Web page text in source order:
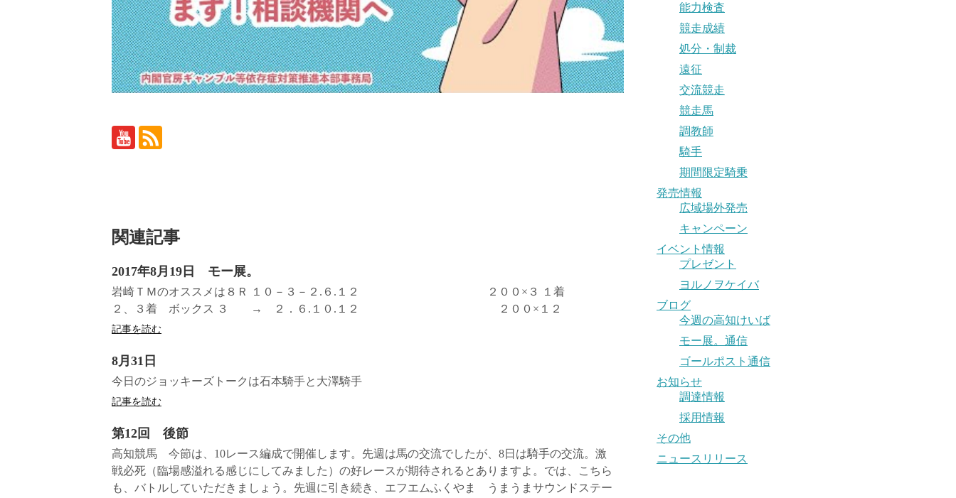
関連記事
2017年8月19日 モー展。
岩崎ＴＭのオススメは８Ｒ １０－３－２.６.１２ ２００×３ １着
２、３着 ボックス ３ → ２．６.１０.１２ ２００×１２
記事を読む
8月31日
今日のジョッキーズトークは石本騎手と大澤騎手
記事を読む
第12回 後節
高知競馬 今節は、10レース編成で開催します。先週は馬の交流でしたが、8日は騎手の交流。激
戦必死（臨場感溢れる感じにしてみました）の好レースが期待されるとありますよ。では、こちら
も、バトルしていただきましょう。先週に引き続き、エフエムふくやま うまうまサウンドステー
能力検査
競走成績
処分・制裁
遠征
交流競走
競走馬
調教師
騎手
期間限定騎乗
発売情報
広域場外発売
キャンペーン
イベント情報
プレゼント
ヨルノヲケイバ
ブログ
今週の高知けいば
モー展。通信
ゴールポスト通信
お知らせ
調達情報
採用情報
その他
ニュースリリース